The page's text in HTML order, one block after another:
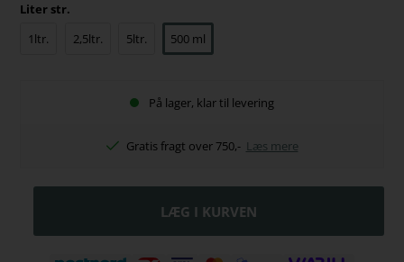
Liter str.
1ltr.
2,5ltr. 5ltr. 500 ml
På lager, klar til levering
Gratis fragt over 750,- Læs mere